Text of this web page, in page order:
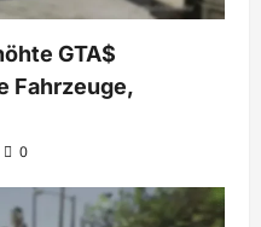
GTA$
Fahrzeuge,
0